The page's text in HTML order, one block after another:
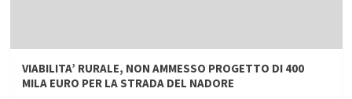
VIABILITA’ RURALE, NON AMMESSO PROGETTO DI 400
MILA EURO PER LA STRADA DEL NADORE